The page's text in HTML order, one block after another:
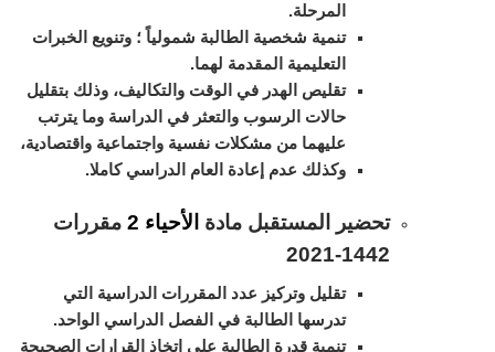
المرحلة.
تنمية شخصية الطالبة شمولياً ؛ وتنويع الخبرات
التعليمية المقدمة لهما.
تقليص الهدر في الوقت والتكاليف، وذلك بتقليل
حالات الرسوب والتعثر في الدراسة وما يترتب
عليهما من مشكلات نفسية واجتماعية واقتصادية،
وكذلك عدم إعادة العام الدراسي كاملا.
تحضير المستقبل مادة الأحياء 2
مقررات
1442-2021
تقليل وتركيز عدد المقررات الدراسية التي
تدرسها الطالبة في الفصل الدراسي الواحد.
تنمية قدرة الطالبة على اتخاذ القرارات الصحيحة